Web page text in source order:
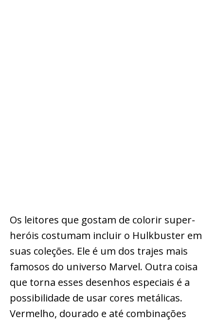
Os leitores que gostam de colorir super-
heróis costumam incluir o Hulkbuster em
suas coleções. Ele é um dos trajes mais
famosos do universo Marvel. Outra coisa
que torna esses desenhos especiais é a
possibilidade de usar cores metálicas.
Vermelho, dourado e até combinações